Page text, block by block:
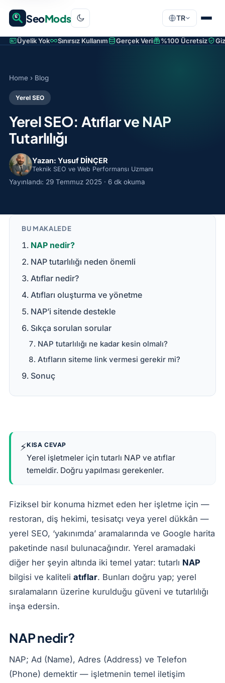
SeoMods TR
Üyelik Yok Sınırsız Kullanım Gerçek Veri %100 Ücretsiz
Home › Blog
Yerel SEO
Yerel SEO: Atıflar ve NAP
Tutarlılığı
Yazan: Yusuf DİNÇER
Teknik SEO ve Web Performansı Uzmanı
Yayınlandı: 29 Temmuz 2025 · 6 dk okuma
BU MAKALEDE
NAP nedir?
NAP tutarlılığı neden önemli
Atıflar nedir?
Atıfları oluşturma ve yönetme
NAP’i sitende destekle
Sıkça sorulan sorular
NAP tutarlılığı ne kadar kesin olmalı?
Atıfların siteme link vermesi gerekir mi?
Sonuç
⚡KISA CEVAP
Yerel işletmeler için tutarlı NAP ve atıflar
temeldir. Doğru yapılması gerekenler.
Fiziksel bir konuma hizmet eden her işletme için —
restoran, diş hekimi, tesisatçı veya yerel dükkân —
yerel SEO, ‘yakınımda’ aramalarında ve Google harita
paketinde nasıl bulunacağındır. Yerel aramadaki
diğer her şeyin altında iki temel yatar: tutarlı NAP
bilgisi ve kaliteli atıflar. Bunları doğru yap; yerel
sıralamaların üzerine kurulduğu güveni ve tutarlılığı
inşa edersin.
NAP nedir?
NAP; Ad (Name), Adres (Address) ve Telefon
(Phone) demektir — işletmenin temel iletişim